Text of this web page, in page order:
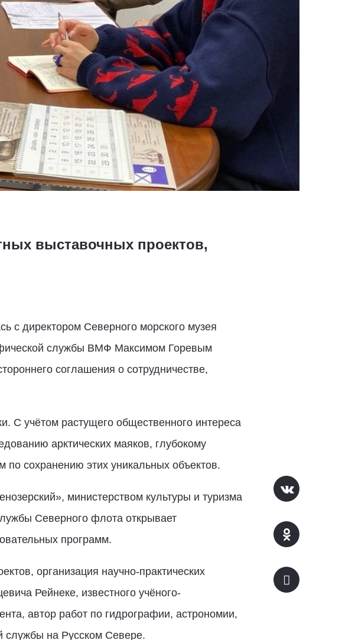
выставочных проектов,
с директором Северного морского музея
службы ВМФ Максимом Горевым
соглашения о сотрудничестве,
С учётом растущего общественного интереса
арктических маяков, глубокому
сохранению этих уникальных объектов.
министерством культуры и туризма
Северного флота открывает
программ.
организация научно-практических
Рейнеке, известного учёного-
автор работ по гидрографии, астрономии,
службы на Русском Севере.